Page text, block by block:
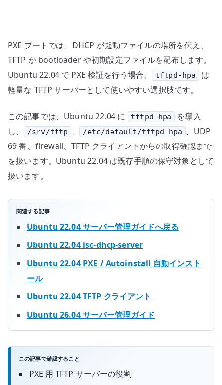
PXE ブートでは、DHCP が起動ファイルの場所を伝え、
TFTP が bootloader や初期設定ファイルを配布します。
Ubuntu 22.04 で PXE 検証を行う場合、
tftpd-hpa
は
軽量な TFTP サーバーとして使いやすい選択肢です。
この記事では、Ubuntu 22.04 に tftpd-hpa
を導入
し、
/srv/tftp 、 /etc/default/tftpd-hpa 、UDP
69 番、firewall、TFTP クライアントからの取得確認まで
を扱います。Ubuntu 22.04 は既存手順の保守対象として
扱います。
関連する記事
Ubuntu 22.04 サーバー管理ガイドへ戻る
Ubuntu 22.04 isc-dhcp-server
Ubuntu 22.04 PXE / Autoinstall 自動インスト
ール
Ubuntu 22.04 TFTP クライアント
Ubuntu 26.04 サーバー管理ガイド
この記事で確認すること
PXE 用 TFTP サーバーの役割